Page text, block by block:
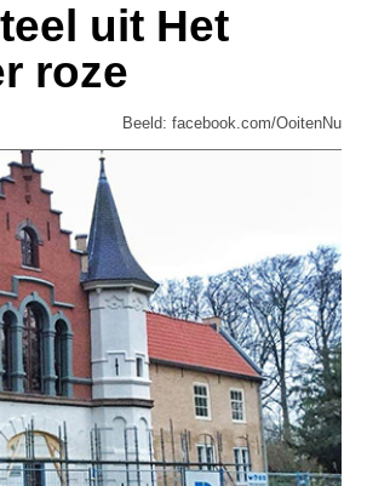
uit Het
roze
Beeld: facebook.com/OoitenNu